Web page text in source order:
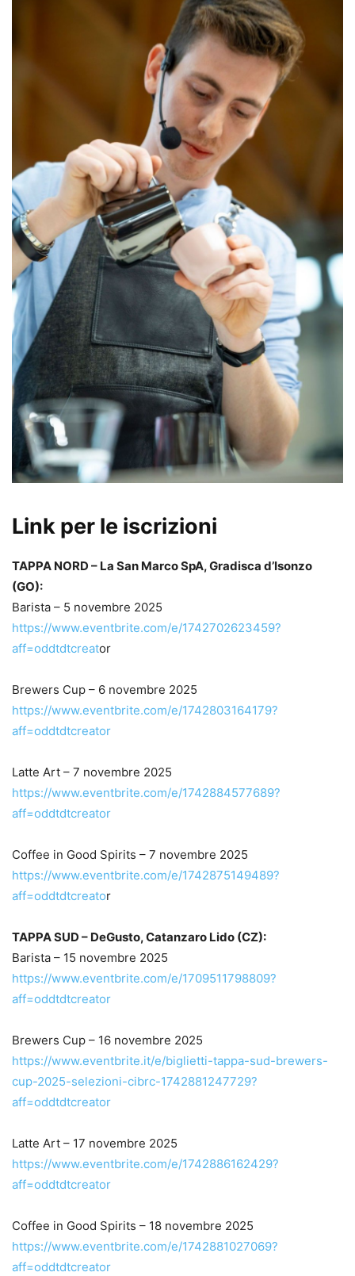
Link per le iscrizioni
TAPPA NORD – La San Marco SpA, Gradisca d’Isonzo
(GO):
Barista – 5 novembre 2025
https://www.eventbrite.com/e/1742702623459?
aff=oddtdtcreator
Brewers Cup – 6 novembre 2025
https://www.eventbrite.com/e/1742803164179?
aff=oddtdtcreator
Latte Art – 7 novembre 2025
https://www.eventbrite.com/e/1742884577689?
aff=oddtdtcreator
Coffee in Good Spirits – 7 novembre 2025
https://www.eventbrite.com/e/1742875149489?
aff=oddtdtcreator
TAPPA SUD – DeGusto, Catanzaro Lido (CZ):
Barista – 15 novembre 2025
https://www.eventbrite.com/e/1709511798809?
aff=oddtdtcreator
Brewers Cup – 16 novembre 2025
https://www.eventbrite.it/e/biglietti-tappa-sud-brewers-
cup-2025-selezioni-cibrc-1742881247729?
aff=oddtdtcreator
Latte Art – 17 novembre 2025
https://www.eventbrite.com/e/1742886162429?
aff=oddtdtcreator
Coffee in Good Spirits – 18 novembre 2025
https://www.eventbrite.com/e/1742881027069?
aff=oddtdtcreator